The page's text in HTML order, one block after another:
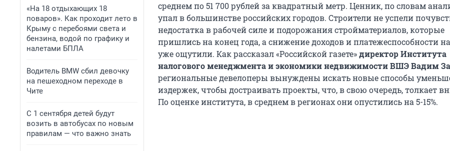
«На 18 отдыхающих 18
поваров». Как проходит лето в
Крыму с перебоями света и
бензина, водой по графику и
налетами БПЛА
Водитель BMW сбил девочку
на пешеходном переходе в
Чите
С 1 сентября детей будут
возить в автобусах по новым
правилам — что важно знать
среднем по 51 700 рублей за квадратный метр. Ценник, по словам
упал в большинстве российских городов. Строители не успели
недостатка в рабочей силе и подорожания стройматериалов, которые
пришлись на конец года, а снижение доходов и платежеспособности
уже ощутили. Как рассказал «Российской газете»директор Института
налогового менеджмента и экономики недвижимости ВШЭ Вадим
региональные девелоперы вынуждены искать новые способы
издержек, чтобы достраивать проекты, что, в свою очередь, толкает
По оценке института, в среднем в регионах они опустились на 5-15%.